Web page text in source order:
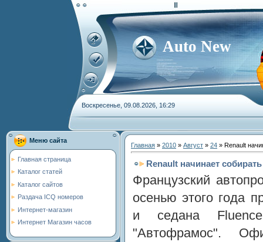
Auto New
Воскресенье, 09.08.2026, 16:29
Меню сайта
Главная страница
Каталог статей
Каталог сайтов
Раздача ICQ номеров
Интернет-магазин
Интернет Магазин часов
Главная » 2010 » Август » 24 » Renault
Renault начинает
Французский
осенью этого года
и седана
"Автофрамос".